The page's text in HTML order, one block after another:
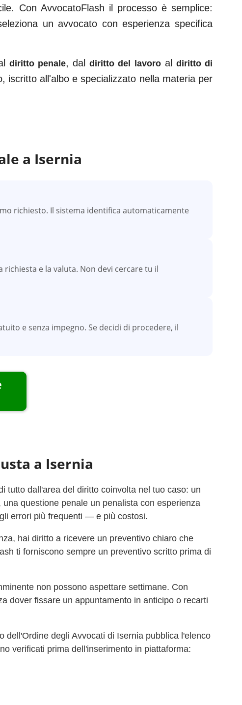
Con AvvocatoFlash il processo è semplice:
un avvocato con esperienza specifica
diritto penale, dal diritto del lavoroal diritto di
iscritto all'albo e specializzato nella materia per
a Isernia
richiesto. Il sistema identifica automaticamente
e la valuta. Non devi cercare tu il
e senza impegno. Se decidi di procedere, il
a Isernia
tutto dall'area del diritto coinvolta nel tuo caso: un
questione penale un penalista con esperienza
errori più frequenti — e più costosi.
hai diritto a ricevere un preventivo chiaro che
ti forniscono sempre un preventivo scritto prima di
non possono aspettare settimane. Con
dover fissare un appuntamento in anticipo o recarti
dell'Ordine degli Avvocati di Isernia pubblica l'elenco
verificati prima dell'inserimento in piattaforma: